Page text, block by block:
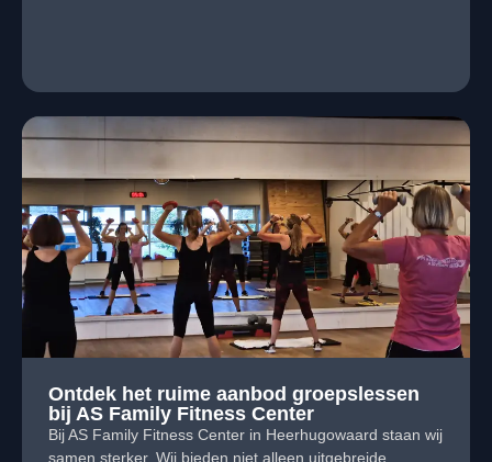
Ontdek het ruime aanbod groepslessen
bij AS Family Fitness Center
Bij AS Family Fitness Center in Heerhugowaard staan wij
samen sterker. Wij bieden niet alleen uitgebreide